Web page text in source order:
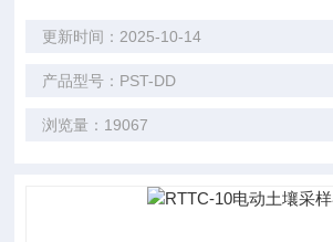
更新时间：2025-10-14
产品型号：PST-DD
浏览量：19067